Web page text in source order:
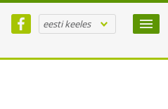
eesti keeles